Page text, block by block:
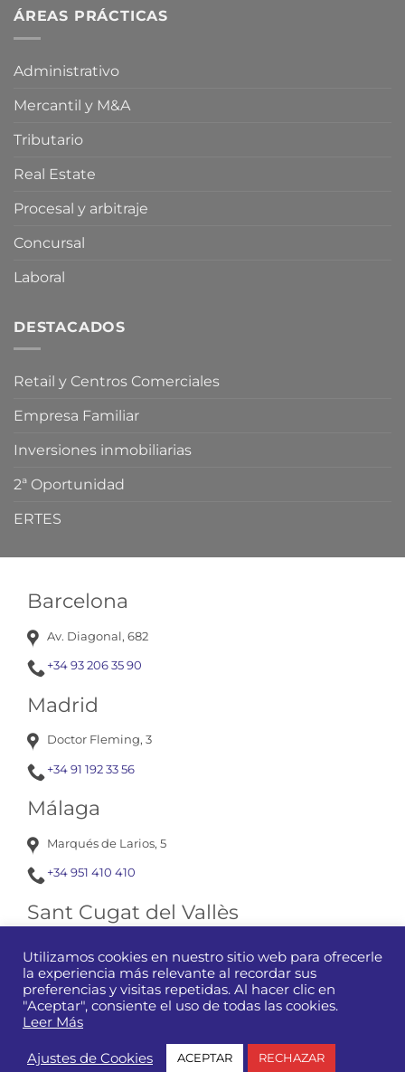
Barcelona
Av. Diagonal, 682
+34 93 206 35 90
Madrid
Doctor Fleming, 3
+34 91 192 33 56
Málaga
Marqués de Larios, 5
+34 951 410 410
Sant Cugat del Vallès
+34 93 675 12 01
ÁREAS PRÁCTICAS
Administrativo
Mercantil y M&A
Tributario
Real Estate
Procesal y arbitraje
Concursal
Laboral
DESTACADOS
Retail y Centros Comerciales
Empresa Familiar
Inversiones inmobiliarias
2ª Oportunidad
ERTES
Aviso Legal y Condiciones de Uso de la Web
Política de Privacidad |Política de Cookies
Utilizamos cookies en nuestro sitio web para ofrecerle
la experiencia más relevante al recordar sus
preferencias y visitas repetidas. Al hacer clic en
"Aceptar", consiente el uso de todas las cookies.
Leer Más
Ajustes de Cookies ACEPTAR RECHAZAR